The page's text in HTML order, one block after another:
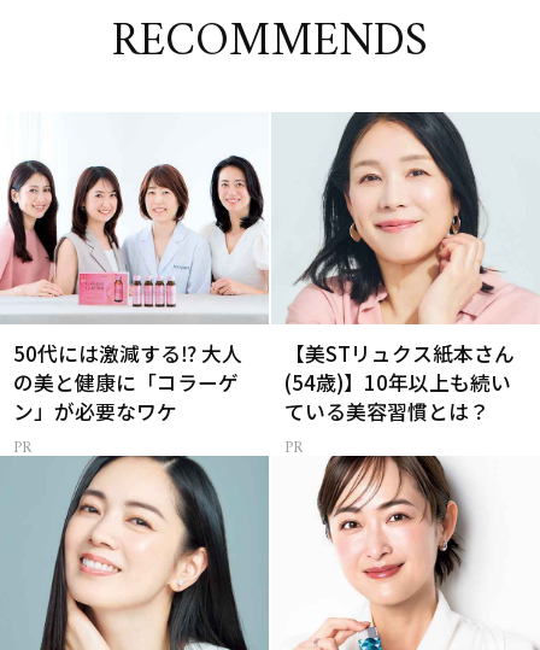
RECOMMENDS
50代には激減する⁉ 大人
の美と健康に「コラーゲ
ン」が必要なワケ
【美STリュクス紙本さん
(54歳)】10年以上も続い
ている美容習慣とは？